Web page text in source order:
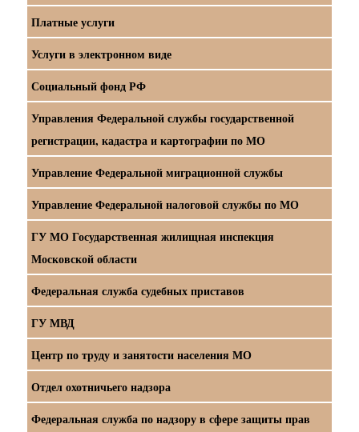
Платные услуги
Услуги в электронном виде
Социальный фонд РФ
Управления Федеральной службы государственной
регистрации, кадастра и картографии по МО
Управление Федеральной миграционной службы
Управление Федеральной налоговой службы по МО
ГУ МО Государственная жилищная инспекция
Московской области
Федеральная служба судебных приставов
ГУ МВД
Центр по труду и занятости населения МО
Отдел охотничьего надзора
Федеральная служба по надзору в сфере защиты прав